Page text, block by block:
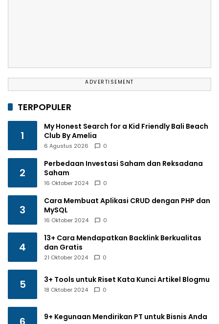
ADVERTISEMENT
TERPOPULER
1
My Honest Search for a Kid Friendly Bali Beach
Club By Amelia
6 Agustus 2026 0
2
Perbedaan Investasi Saham dan Reksadana
Saham
16 Oktober 2024 0
3
Cara Membuat Aplikasi CRUD dengan PHP dan
MySQL
16 Oktober 2024 0
4
13+ Cara Mendapatkan Backlink Berkualitas
dan Gratis
21 Oktober 2024 0
5 3+ Tools untuk Riset Kata Kunci Artikel Blogmu
18 Oktober 2024 0
9+ Kegunaan Mendirikan PT untuk Bisnis Anda